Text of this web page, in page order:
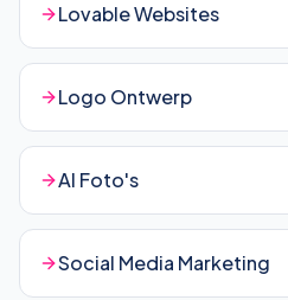
Lovable Websites
Logo Ontwerp
AI Foto's
Social Media Marketing